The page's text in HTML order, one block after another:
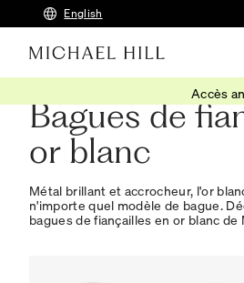
English
Accès
Bagues de
or blanc
Métal brillant et accrocheur, l'or
n'importe quel modèle de bague.
bagues de fiançailles en or blanc de